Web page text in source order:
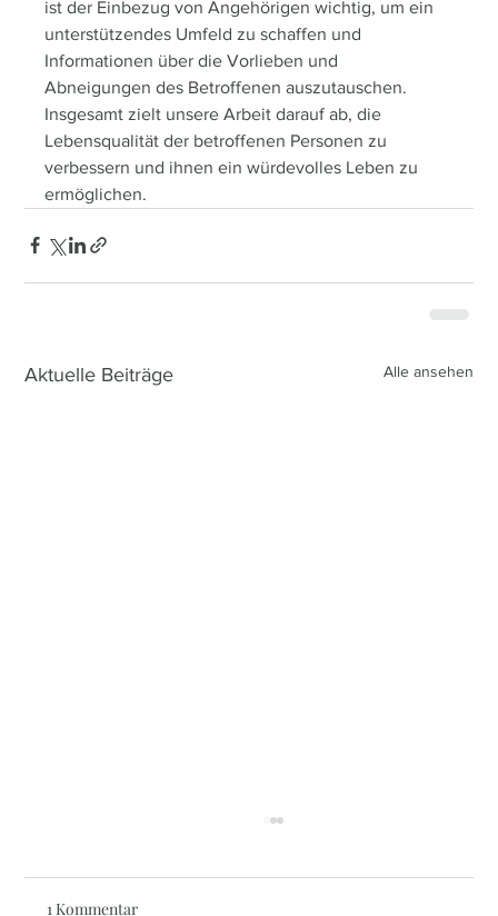
ist der Einbezug von Angehörigen wichtig, um ein
unterstützendes Umfeld zu schaffen und
Informationen über die Vorlieben und
Abneigungen des Betroffenen auszutauschen.
Insgesamt zielt unsere Arbeit darauf ab, die
Lebensqualität der betroffenen Personen zu
verbessern und ihnen ein würdevolles Leben zu
ermöglichen.
Aktuelle Beiträge Alle ansehen
1 Kommentar